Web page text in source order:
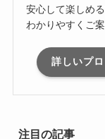
安心して楽しめ
わかりやすくご案
詳しいプ
注目の記事